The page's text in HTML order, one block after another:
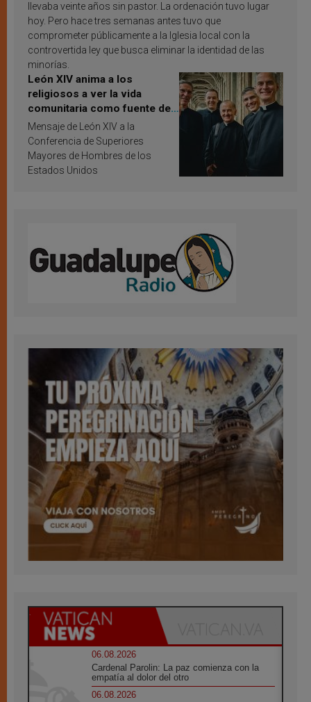
llevaba veinte años sin pastor. La ordenación tuvo lugar
hoy. Pero hace tres semanas antes tuvo que
comprometer públicamente a la Iglesia local con la
controvertida ley que busca eliminar la identidad de las
minorías.
León XIV anima a los
religiosos a ver la vida
comunitaria como fuente de
inspiración y santificación
Mensaje de León XIV a la
Conferencia de Superiores
Mayores de Hombres de los
Estados Unidos
06.08.2026
Cardenal Parolin: La paz comienza con la
empatía al dolor del otro
06.08.2026